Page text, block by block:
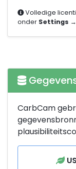
Volledige
onder Settings
CarbCam